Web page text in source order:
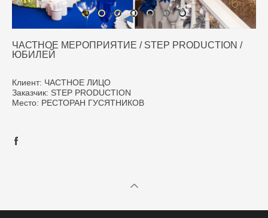
ЧАСТНОЕ МЕРОПРИЯТИЕ / STEP PRODUCTION /
ЮБИЛЕЙ
Клиент: ЧАСТНОЕ ЛИЦО
Заказчик: STEP PRODUCTION
Место: РЕСТОРАН ГУСЯТНИКОВ